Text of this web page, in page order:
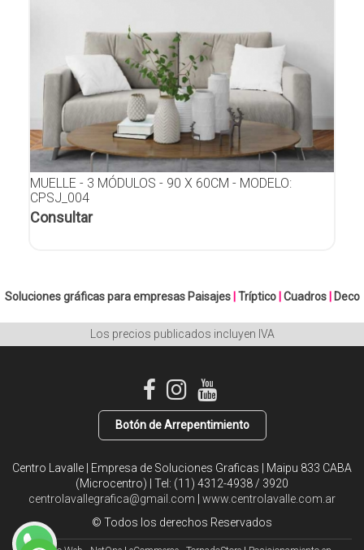
MUELLE - 3 MÓDULOS - 90 X 60CM - MODELO:
CPSJ_004
Consultar
Soluciones gráficas para empresas Paisajes|Tríptico|Cuadros| Deco
Los precios publicados incluyen IVA
Botón de Arrepentimiento
Centro Lavalle | Empresa de Soluciones Graficas | Maipu 833 CABA
(Microcentro) | Tel: (11) 4312-4938 / 3920
centrolavallegrafica@gmail.com | www.centrolavalle.com.ar
© Todos los derechos Reservados